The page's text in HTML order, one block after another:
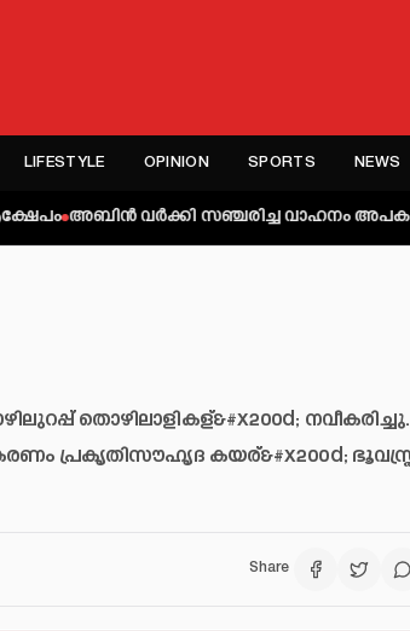
LIFESTYLE OPINION SPORTS NEWS
വര്‍ക്കി സഞ്ചരിച്ച വാഹനം
തൊഴിലാളികള്&#x200d; നവീകരിച്ചു.
പ്രകൃതിസൗഹൃദ കയര്&#x200d;
Share